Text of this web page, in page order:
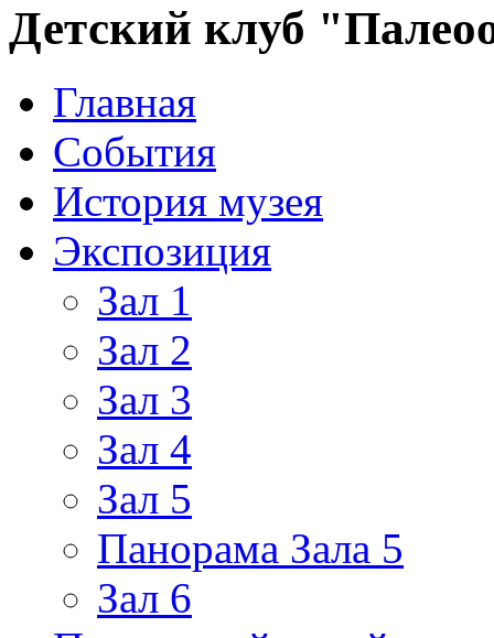
Детский клуб
Главная
События
История музея
Экспозиция
Зал 1
Зал 2
Зал 3
Зал 4
Зал 5
Панорама Зала 5
Зал 6